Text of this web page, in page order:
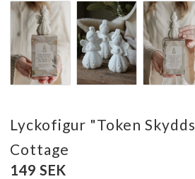
Lyckofigur "Token
Cottage
149 SEK